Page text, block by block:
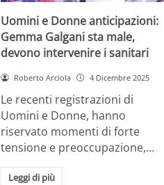
Uomini e Donne anticipazioni:
Gemma Galgani sta male,
devono intervenire i sanitari
Roberto Arciola 4 Dicembre 2025
Le recenti registrazioni di
Uomini e Donne, hanno
riservato momenti di forte
tensione e preoccupazione,…
Leggi di più